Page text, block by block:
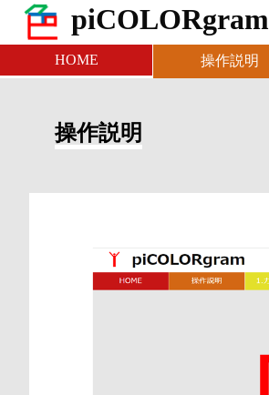
piCOLORgram
HOME 操作説明
操作説明